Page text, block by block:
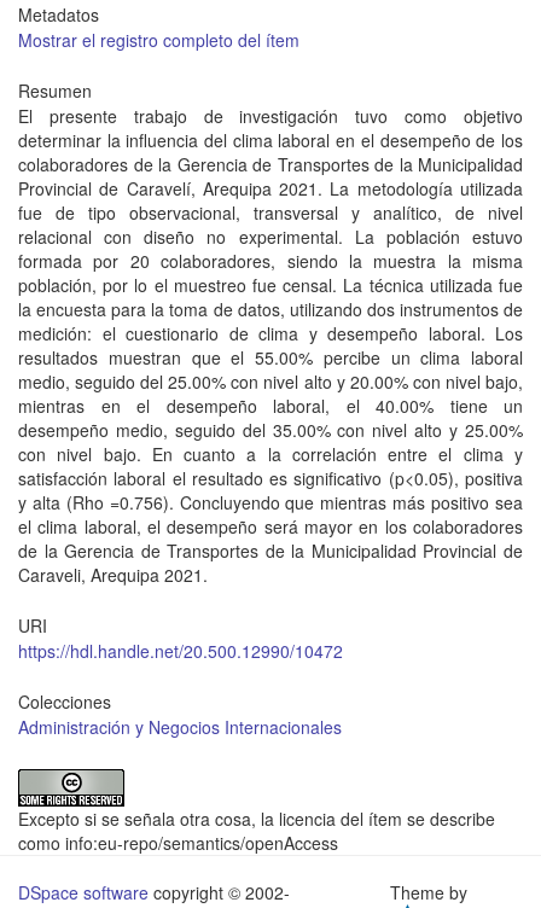
Metadatos
Mostrar el registro completo del ítem
Resumen
El presente trabajo de investigación tuvo como objetivo
determinar la influencia del clima laboral en el desempeño de los
colaboradores de la Gerencia de Transportes de la Municipalidad
Provincial de Caravelí, Arequipa 2021. La metodología utilizada
fue de tipo observacional, transversal y analítico, de nivel
relacional con diseño no experimental. La población estuvo
formada por 20 colaboradores, siendo la muestra la misma
población, por lo el muestreo fue censal. La técnica utilizada fue
la encuesta para la toma de datos, utilizando dos instrumentos de
medición: el cuestionario de clima y desempeño laboral. Los
resultados muestran que el 55.00% percibe un clima laboral
medio, seguido del 25.00% con nivel alto y 20.00% con nivel bajo,
mientras en el desempeño laboral, el 40.00% tiene un
desempeño medio, seguido del 35.00% con nivel alto y 25.00%
con nivel bajo. En cuanto a la correlación entre el clima y
satisfacción laboral el resultado es significativo (p<0.05), positiva
y alta (Rho =0.756). Concluyendo que mientras más positivo sea
el clima laboral, el desempeño será mayor en los colaboradores
de la Gerencia de Transportes de la Municipalidad Provincial de
Caraveli, Arequipa 2021.
URI
https://hdl.handle.net/20.500.12990/10472
Colecciones
Administración y Negocios Internacionales
Excepto si se señala otra cosa, la licencia del ítem se describe
como info:eu-repo/semantics/openAccess
DSpace software copyright © 2002-
Theme by